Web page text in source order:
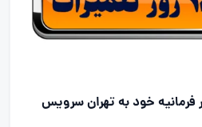
فرمانیه خود به تهران سرویس